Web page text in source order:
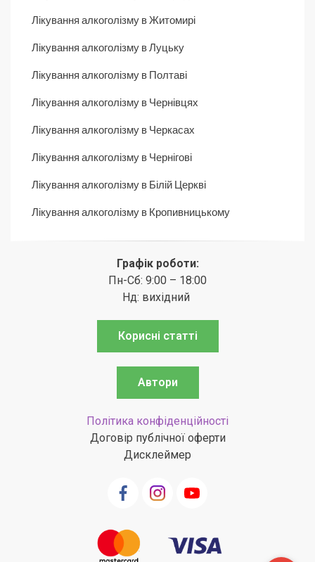
Лікування алкоголізму в Житомирі
Лікування алкоголізму в Луцьку
Лікування алкоголізму в Полтаві
Лікування алкоголізму в Чернівцях
Лікування алкоголізму в Черкасах
Лікування алкоголізму в Чернігові
Лікування алкоголізму в Білій Церкві
Лікування алкоголізму в Кропивницькому
Графік роботи:
Пн-Сб: 9:00 – 18:00
Нд: вихідний
Корисні статті
Автори
Політика конфіденційності
Договір публічної оферти
Дисклеймер